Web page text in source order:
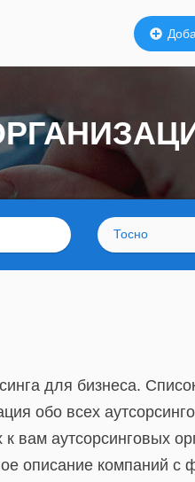
Тосно
для бизнеса.
обо всех
вам аутсорсинговых
описание компаний